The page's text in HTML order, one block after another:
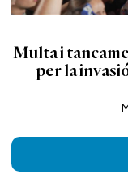
Multa i
per la